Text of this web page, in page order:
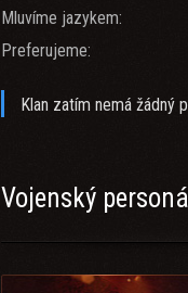
Mluvíme jazykem:
Preferujeme:
Klan zatím nemá žádný
Vojenský personál